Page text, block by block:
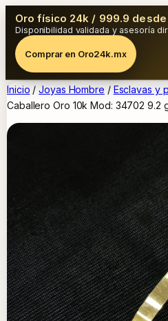
Oro físico 24k / 999.9 desde
Disponibilidad validada y asesoría
Comprar en Oro24k.mx
Inicio /Joyas Hombre / Esclavas y
Caballero Oro 10k Mod: 34702 9.2